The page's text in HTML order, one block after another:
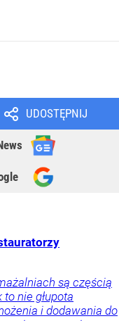
UDOSTĘPNIJ
są częścią
nie głupota
i dodawania do